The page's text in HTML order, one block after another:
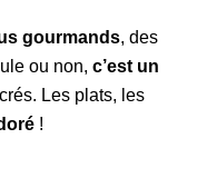
gourmands, des
ou non, c’est un
Les plats, les
!